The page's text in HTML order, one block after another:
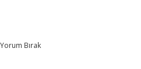
Yorum Bırak